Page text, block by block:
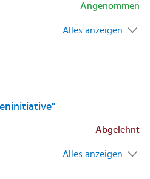
Angenommen
Alles anzeigen
Abgelehnt
Alles anzeigen